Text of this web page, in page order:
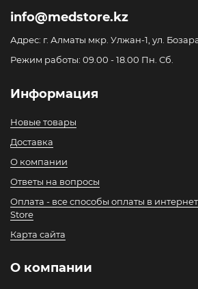
info@medstore.kz
Адрес: г. Алматы мкр. Улжан-1, ул.
Режим работы: 09.00 - 18.00 Пн. Сб.
Информация
Новые товары
Доставка
О компании
Ответы на вопросы
Оплата - все способы оплаты в
Store
Карта сайта
О компании